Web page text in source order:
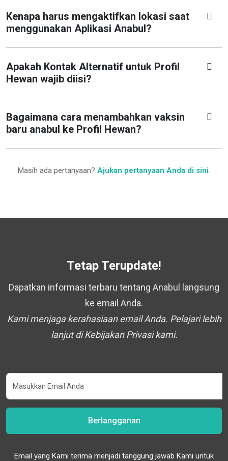
Kenapa harus mengaktifkan lokasi saat
menggunakan Aplikasi Anabul?
Apakah Kontak Alternatif untuk Profil
Hewan wajib diisi?
Bagaimana cara menambahkan vaksin
baru anabul ke Profil Hewan?
Masih ada pertanyaan? Ajukan pertanyaan Anda di sini.
Tetap Terupdate!
Dapatkan informasi terbaru tentang Anabul langsung
ke email Anda.
Kami menjaga kerahasiaan email Anda. Pelajari lebih
lanjut di Kebijakan Privasi kami.
Berlangganan
Email yang Kami terima menjadi tanggung jawab Kami untuk